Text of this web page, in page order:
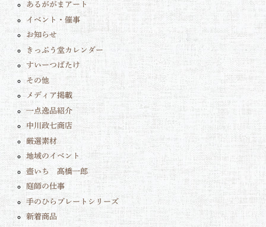
あるががまアート
イベント・催事
お知らせ
きっぷう堂カレンダー
すいーつばたけ
その他
メディア掲載
一点逸品紹介
中川政七商店
厳選素材
地域のイベント
壺いち 髙橋一郎
庭師の仕事
手のひらプレートシリーズ
新着商品